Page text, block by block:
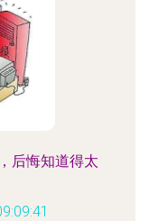
后悔知道得太